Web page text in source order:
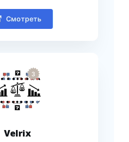
Смотреть
3
Velrix